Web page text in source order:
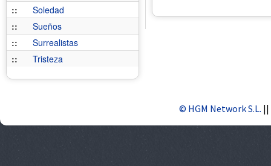
::
Soledad
::
Sueños
::
Surrealistas
::
Tristeza
© HGM Network S.L. ||